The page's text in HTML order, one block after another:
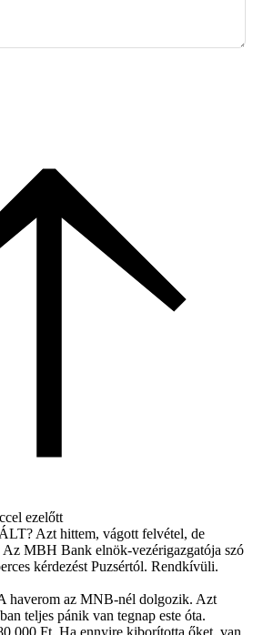
ezelőtt
Azt hittem, vágott felvétel, de
Az MBH Bank elnök-vezérigazgatója szó
kérdezést Puzsértól. Rendkívüli.
haverom az MNB-nél dolgozik. Azt
teljes pánik van tegnap este óta.
000 Ft. Ha ennyire kiborította őket, van